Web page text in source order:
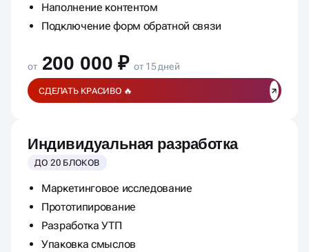
Наполнение контентом
Подключение форм обратной связи
от 200 000 ₽ от 15 дней
СДЕЛАТЬ КРАСИВО 🔥
Индивидуальная разработка
ДО 20 БЛОКОВ
Маркетинговое исследование
Прототипирование
Разработка УТП
Упаковка смыслов